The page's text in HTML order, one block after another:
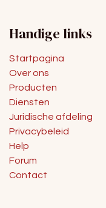
Handige links
Startpagina
Over ons
Producten
Diensten
Juridische afdeling
Privacybeleid
Help
Forum
Contact